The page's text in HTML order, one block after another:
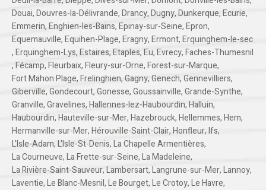
Douai,Douvres-la-Délivrande,Drancy,Dugny,Dunkerque,Ecurie,
Emmerin,Enghien-les-Bains,Epinay-sur-Seine,Epron,
Equemauville,Equihen-Plage,Eragny,Ermont,Erquinghem-le-sec
,Erquinghem-Lys,Estaires,Etaples,Eu,Evrecy,Faches-Thumesnil
,Fécamp,Fleurbaix,Fleury-sur-Orne,Forest-sur-Marque,
Fort Mahon Plage,Frelinghien,Gagny,Genech,Gennevilliers,
Giberville,Gondecourt,Gonesse,Goussainville,Grande-Synthe,
Granville,Gravelines,Hallennes-lez-Haubourdin,Halluin,
Haubourdin,Hauteville-sur-Mer,Hazebrouck,Hellemmes,Hem,
Hermanville-sur-Mer,Hérouville-Saint-Clair,Honfleur,Ifs,
L'Isle-Adam,L'Isle-St-Denis,La Chapelle Armentières,
La Courneuve,La Frette-sur-Seine,La Madeleine,
La Rivière-Saint-Sauveur,Lambersart,Langrune-sur-Mer,Lannoy,
Laventie,Le Blanc-Mesnil,Le Bourget,Le Crotoy,Le Havre,